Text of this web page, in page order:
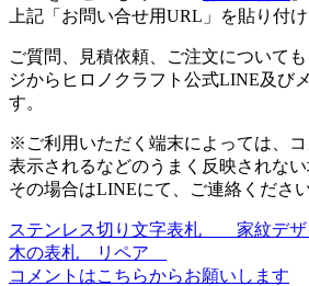
上記「お問い合せ用URL」を貼り付
ご質問、見積依頼、ご注文についても
ジからヒロノクラフト公式LINE及び
す。
※ご利用いただく端末によっては、
表示されるなどのうまく反映されない
その場合はLINEにて、ご連絡ください
投
稿
ステンレス切り文字表札 家紋デザ
木の表札 リペア
コメントはこちらからお願いします